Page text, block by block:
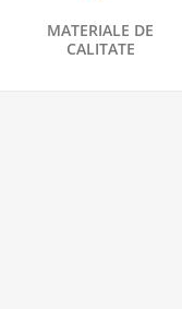
MATERIALE DE
CALITATE